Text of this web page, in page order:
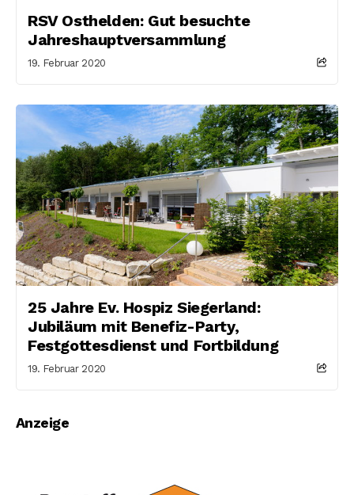
RSV Osthelden: Gut besuchte
Jahreshauptversammlung
19. Februar 2020
25 Jahre Ev. Hospiz Siegerland:
Jubiläum mit Benefiz-Party,
Festgottesdienst und Fortbildung
19. Februar 2020
Anzeige